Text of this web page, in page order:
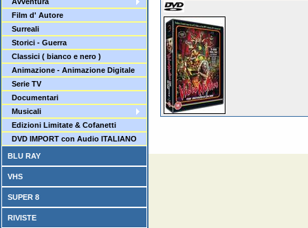
Film d' Autore
Surreali
Storici - Guerra
Classici ( bianco e nero )
Animazione - Animazione Digitale
Serie TV
Documentari
Musicali
Edizioni Limitate & Cofanetti
DVD IMPORT con Audio ITALIANO
BLU RAY
VHS
SUPER 8
RIVISTE